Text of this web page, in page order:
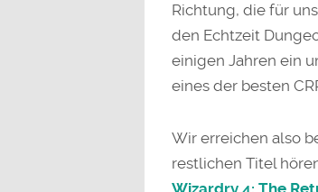
Richtung, die für
den Echtzeit
einigen Jahren ein
eines der besten
Wir erreichen also
restlichen Titel
Wizardry 4: The